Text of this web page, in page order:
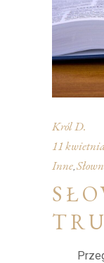
Król D.
11
Inne,